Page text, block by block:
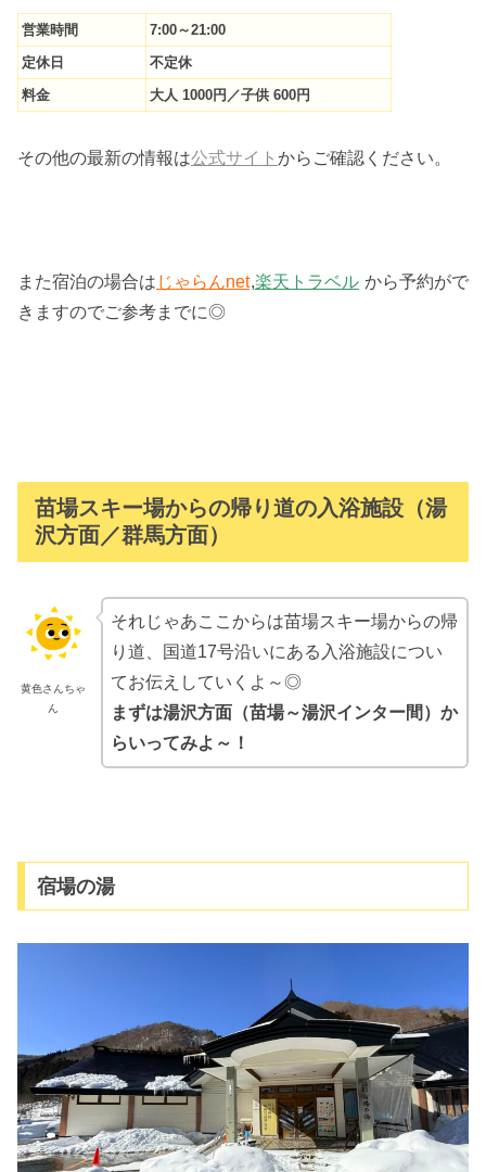
営業時間
7:00～21:00
定休日
不定休
料金
大人 1000円／子供 600円
その他の最新の情報は公式サイト からご確認ください。
また宿泊の場合は じゃらんnet,楽天トラベル から予約がで
きますのでご参考までに◎
苗場スキー場からの帰り道の入浴施設（湯
沢方面／群馬方面）
黄色さんちゃ
ん
それじゃあここからは苗場スキー場からの帰
り道、国道17号沿いにある入浴施設につい
てお伝えしていくよ～◎
まずは湯沢方面（苗場～湯沢インター間）か
らいってみよ～！
宿場の湯